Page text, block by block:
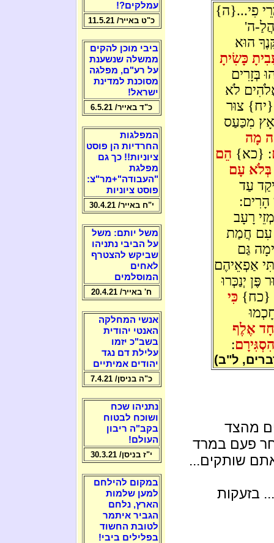
פִי...{ה}
ה'
הוּא
כָּשִׂיתָ
בְּזָרִים
לֹא
צוּר
מִכַּעַס
מָה
: {כא} הֵם
בְּלֹא עָם
עַד
הָרִים:
רָעָב
עִם חֲמַת
גַּם
אַפְאֵיהֶם
פֶּן יְנַכְּרוּ
{כח} כִּי
אֶלֶף
:
מהצד
פעם במרד
שותקים...
בזעקות
עמלקים?!
כ"ט באייר/ 11.5.21
ביבי מוכן להקים
ממשלה שנשענת
על רע"ם, מפלגה
מסוכנת למדינת
ישראל!
כ"ד באייר/ 6.5.21
המפלגות
החרדיות הן פוסט
ציוניות!! כך גם
מפלגת
"העבודה"+מר"צ:
פוסט ציוניות
י"ח באייר/ 30.4.21
משל יותם: משל
על הביבי נתניהו
שביקש להצטרף
לאחים
המוסלמים
ח' באייר/ 20.4.21
אנשי המחלקה
האנטי יהודית
בשב"כ יזמו
עלילת דם נגד
יהודים אמיתיים
כ"ה בניסן/ 7.4.21
נתניהו שכח
ושוכח לבטוח
בקב"ה ריבון
העולם!
י"ז בניסן/ 30.3.21
במקום להילחם
למען שלמות
הארץ, נלחם
הגביר איתמר
לטובת החשוד
בפלילים ביבי!